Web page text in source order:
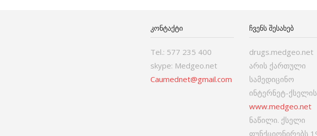
ᲙᲝᲜᲢᲐᲥᲢᲘ
Tel.: 577 235 400
skype: Medgeo.net
Caumednet@gmail.com
ᲩᲕᲔᲜᲡ ᲨᲔᲡᲐᲮᲔᲑ
drugs.medgeo.net
არის ქართული
სამედიცინო
ინტერნეტ-ქსელის
www.medgeo.net
ნაწილი. ქსელი
ფუნქციონირებს